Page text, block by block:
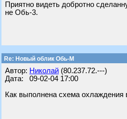
Приятно видеть добротно
не Обь-3.
Re: Новый облик Обь-М
Автор: Николай (80.237.72.---)
Дата: 09-02-04 17:00
Как выполнена схема